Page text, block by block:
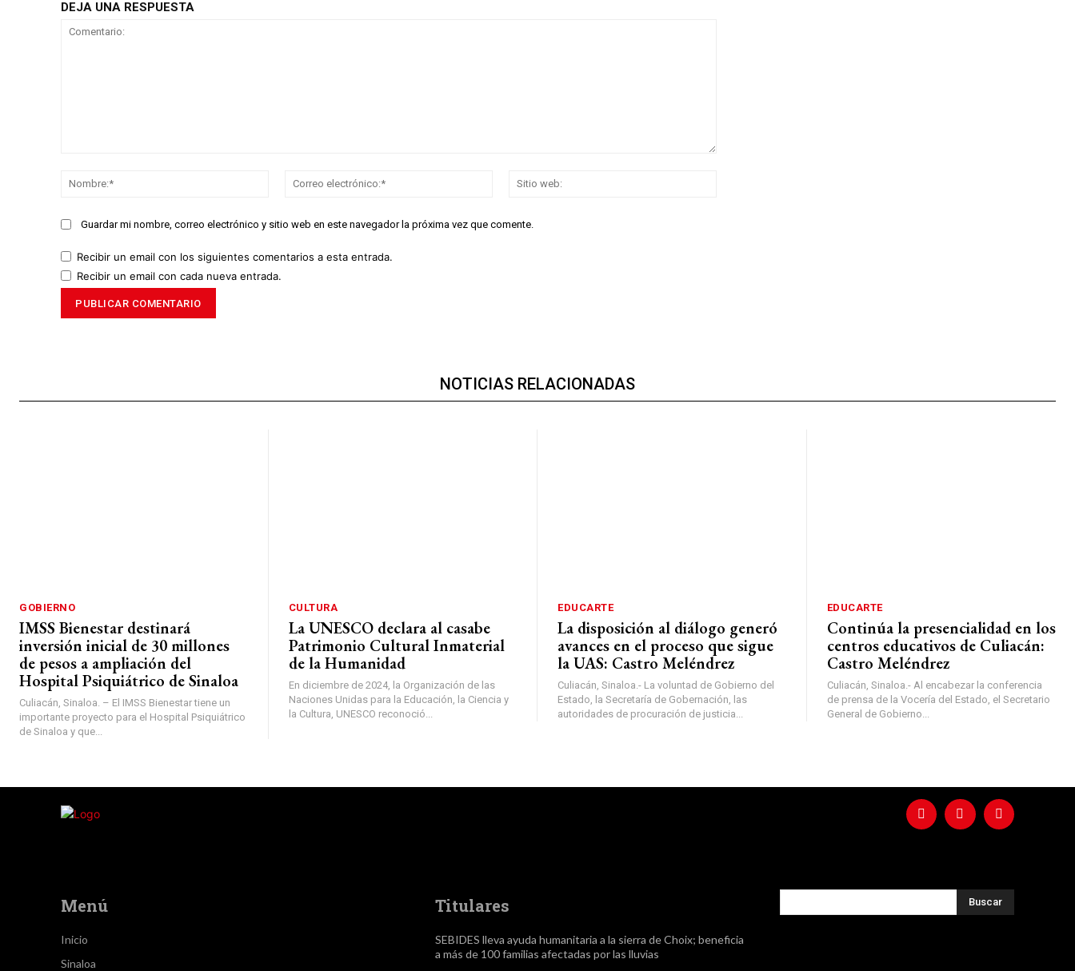
DEJA UNA RESPUESTA
Nombre:*
Correo
Guardar mi nombre, correo electrónico y sitio web en este navegador la próxima vez que comente.
Recibir un email con los siguientes comentarios a esta entrada.
Recibir un email con cada nueva entrada.
NOTICIAS RELACIONADAS
GOBIERNO
IMSS Bienestar destinará
inversión inicial de 30 millones
de pesos a ampliación del
Hospital Psiquiátrico de Sinaloa
Culiacán, Sinaloa. – El IMSS Bienestar tiene un
importante proyecto para el Hospital Psiquiátrico
de Sinaloa y que...
CULTURA
La UNESCO declara al casabe
Patrimonio Cultural Inmaterial
de la Humanidad
En diciembre de 2024, la Organización de las
Naciones Unidas para la Educación, la Ciencia y
la Cultura, UNESCO reconoció...
EDUCARTE
La disposición al diálogo generó
avances en el proceso que sigue
la UAS: Castro Meléndrez
Culiacán, Sinaloa.- La voluntad de Gobierno del
Estado, la Secretaría de Gobernación, las
autoridades de procuración de justicia...
EDUCARTE
Continúa la presencialidad en los
centros educativos de Culiacán:
Castro Meléndrez
Culiacán, Sinaloa.- Al encabezar la conferencia
de prensa de la Vocería del Estado, el Secretario
General de Gobierno...
Menú
Inicio
Sinaloa
Titulares
SEBIDES lleva ayuda humanitaria a la sierra de Choix; beneficia
a más de 100 familias afectadas por las lluvias
Buscar